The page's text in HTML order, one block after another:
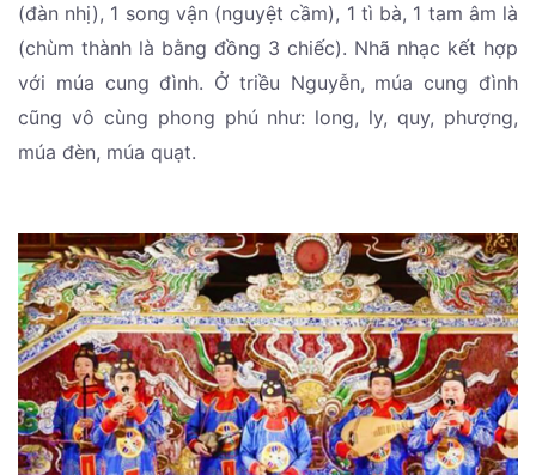
(đàn nhị), 1 song vận (nguyệt cầm), 1 tì bà, 1 tam âm là
(chùm thành là bằng đồng 3 chiếc). Nhã nhạc kết hợp
với múa cung đình. Ở triều Nguyễn, múa cung đình
cũng vô cùng phong phú như: long, ly, quy, phượng,
múa đèn, múa quạt.